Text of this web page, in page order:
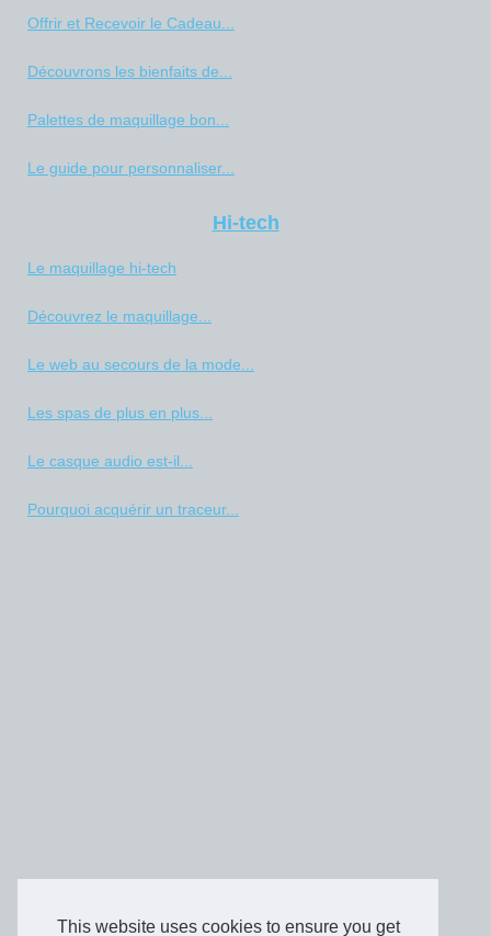
This website uses cookies to ensure you get
Offrir et Recevoir le Cadeau...
Découvrons les bienfaits de...
Palettes de maquillage bon...
Le guide pour personnaliser...
Hi-tech
Le maquillage hi-tech
Découvrez le maquillage...
Le web au secours de la mode...
Les spas de plus en plus...
Le casque audio est-il...
Pourquoi acquérir un traceur...